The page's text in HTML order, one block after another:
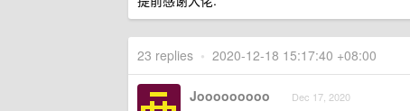
23 replies • 2020-12-18 15:17:40 +08:00
Jooooooooo Dec 17, 2020